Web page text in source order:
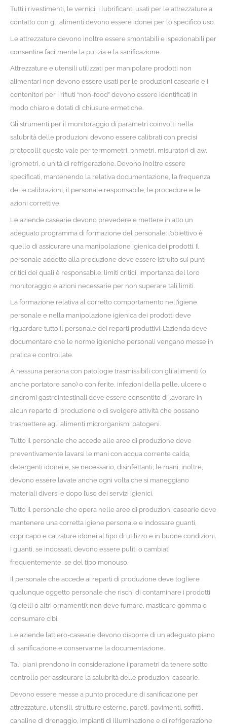
Tutti i rivestimenti, le vernici, i lubrificanti usati per le attrezzature a
contatto con gli alimenti devono essere idonei per lo specifico uso.
Le attrezzature devono inoltre essere smontabili e ispezionabili per
consentire facilmente la pulizia e la sanificazione.
Attrezzature e utensili utilizzati per manipolare prodotti non
alimentari non devono essere usati per le produzioni casearie e i
contenitori per i rifiuti “non-food” devono essere identificati in
modo chiaro e dotati di chiusure ermetiche.
Gli strumenti per il monitoraggio di parametri coinvolti nella
salubrità delle produzioni devono essere calibrati con precisi
protocolli: questo vale per termometri, phmetri, misuratori di aw,
igrometri, o unità di refrigerazione. Devono inoltre essere
specificati, mantenendo la relativa documentazione, la frequenza
delle calibrazioni, il personale responsabile, le procedure e le
azioni correttive.
Le aziende casearie devono prevedere e mettere in atto un
adeguato programma di formazione del personale: l’obiettivo è
quello di assicurare una manipolazione igienica dei prodotti. Il
personale addetto alla produzione deve essere istruito sui punti
critici dei quali è responsabile: limiti critici, importanza del loro
monitoraggio e azioni necessarie per non superare tali limiti.
La formazione relativa al corretto comportamento nell’igiene
personale e nella manipolazione igienica dei prodotti deve
riguardare tutto il personale dei reparti produttivi. L’azienda deve
documentare che le norme igieniche personali vengano messe in
pratica e controllate.
A nessuna persona con patologie trasmissibili con gli alimenti (o
anche portatore sano) o con ferite, infezioni della pelle, ulcere o
sindromi gastrointestinali deve essere consentito di lavorare in
alcun reparto di produzione o di svolgere attività che possano
trasmettere agli alimenti microrganismi patogeni.
Tutto il personale che accede alle aree di produzione deve
preventivamente lavarsi le mani con acqua corrente calda,
detergenti idonei e, se necessario, disinfettanti; le mani, inoltre,
devono essere lavate anche ogni volta che si maneggiano
materiali diversi e dopo l’uso dei servizi igienici.
Tutto il personale che opera nelle aree di produzioni casearie deve
mantenere una corretta igiene personale e indossare guanti,
copricapo e calzature idonei al tipo di utilizzo e in buone condizioni.
I guanti, se indossati, devono essere puliti o cambiati
frequentemente, se del tipo monouso.
Il personale che accede ai reparti di produzione deve togliere
qualunque oggetto personale che rischi di contaminare i prodotti
(gioielli o altri ornamenti); non deve fumare, masticare gomma o
consumare cibi.
Le aziende lattiero-casearie devono disporre di un adeguato piano
di sanificazione e conservarne la documentazione.
Tali piani prendono in considerazione i parametri da tenere sotto
controllo per assicurare la salubrità delle produzioni casearie.
Devono essere messe a punto procedure di sanificazione per
attrezzature, utensili, strutture esterne, pareti, pavimenti, soffitti,
canaline di drenaggio, impianti di illuminazione e di refrigerazione